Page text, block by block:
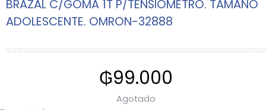
BRAZAL C/GOMA 1T P/TENSIOMETRO. TAMAÑO
ADOLESCENTE. OMRON-32888
₲99.000
Agotado